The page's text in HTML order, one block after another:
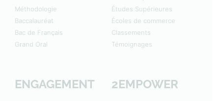
Méthodologie
Baccalauréat
Bac de Français
Grand Oral
Études Supérieures
Écoles de commerce
Classements
Témoignages
ENGAGEMENT 2EMPOWER